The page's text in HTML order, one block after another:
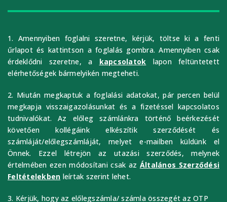
1. Amennyiben foglalni szeretne, kérjük, töltse ki a fenti
űrlapot és kattintson a foglalás gombra. Amennyiben csak
érdeklődni szeretne, a kapcsolatok lapon feltüntetett
elérhetőségek bármelyikén megteheti.
2. Miután megkaptuk a foglalási adatokat, pár percen belül
megkapja visszaigazolásunkat és a fizetéssel kapcsolatos
tudnivalókat. Az előleg számlánkra történő beérkezését
követően kollégáink elkészítik szerződését és
számláját/előlegszámláját, melyet e-mailben küldünk el
Önnek. Ezzel létrejön az utazási szerződés, melynek
értelmében ezen módosítani csak az Általános Szerződési
Feltételekben leírtak szerint lehet.
3. Kérjük, hogy az előlegszámla/ számla összegét az OTP